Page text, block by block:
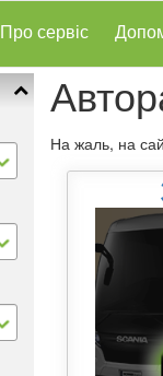
Про сервіс
На жаль, на